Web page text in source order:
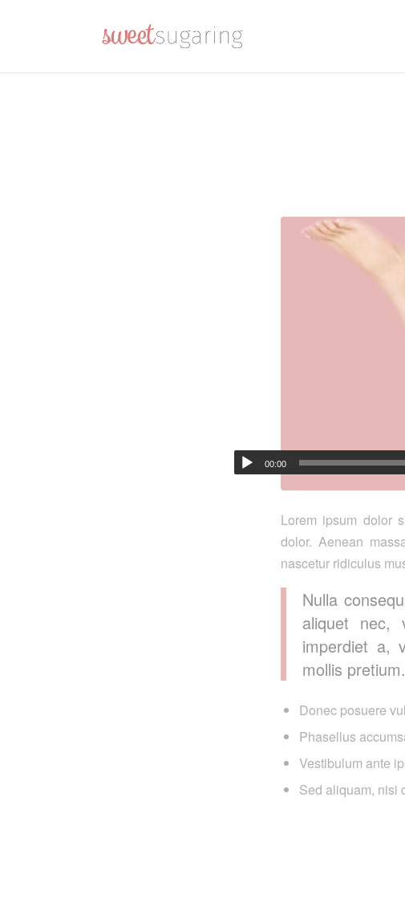
00:00
Lorem ipsum dolor
dolor. Aenean
nascetur ridiculus
Nulla
aliquet nec,
imperdiet a,
mollis
Donec posuere
Phasellus
Vestibulum ante
Sed aliquam, nisi